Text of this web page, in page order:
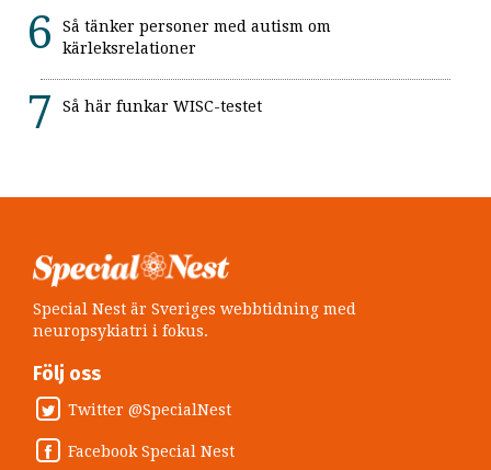
Så tänker personer med autism om
kärleksrelationer
Så här funkar WISC-testet
Special Nest är Sveriges webbtidning med
neuropsykiatri i fokus.
Följ oss
Twitter @SpecialNest
Facebook Special Nest